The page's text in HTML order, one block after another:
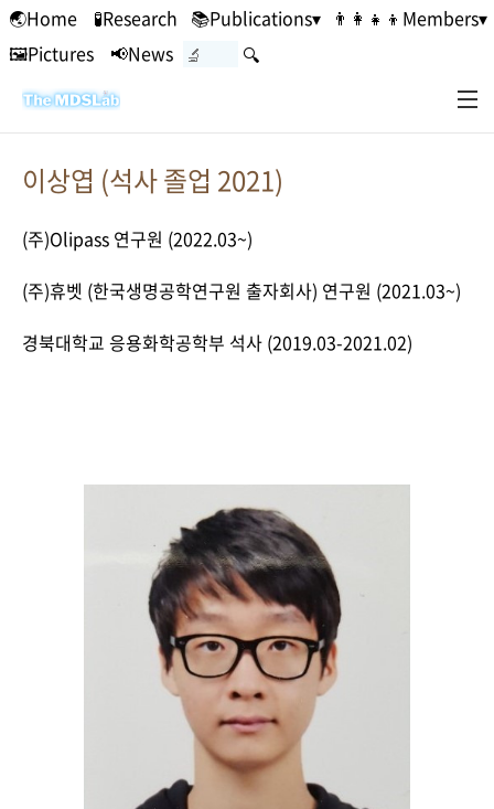
🌏Home 🧪Research 📚Publications▾ 👨‍👩‍👧‍👦Members▾
🖼Pictures
📢News 🔍
본문 바로가기
이상엽 (석사 졸업 2021)
(주)Olipass 연구원 (2022.03~)
(주)휴벳 (한국생명공학연구원 출자회사) 연구원 (2021.03~)
경북대학교 응용화학공학부 석사 (2019.03-2021.02)